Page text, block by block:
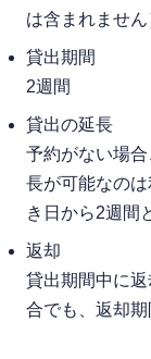
は含まれません
貸出期間
2週間
貸出の延長
予約がない場
長が可能なの
き日から2週間
返却
貸出期間中に
合でも、返却期